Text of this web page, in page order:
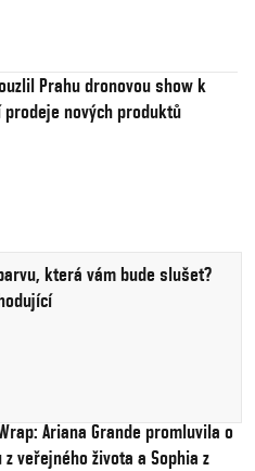
Prahu dronovou show k
nových produktů
která vám bude slušet?
Ariana Grande promluvila o
veřejného života a Sophia z